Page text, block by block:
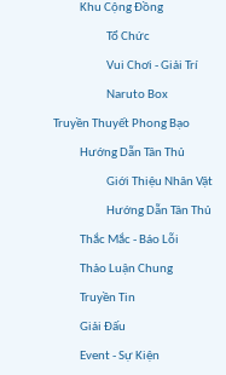
Khu Cộng Đồng
Tổ Chức
Vui Chơi - Giải Trí
Naruto Box
Truyền Thuyết Phong Bạo
Hướng Dẫn Tân Thủ
Giới Thiệu Nhân Vật
Hướng Dẫn Tân Thủ
Thắc Mắc - Báo Lỗi
Thảo Luận Chung
Truyền Tin
Giải Đấu
Event - Sự Kiện